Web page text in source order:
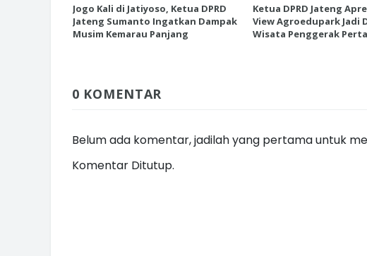
Jogo Kali di Jatiyoso, Ketua DPRD
Jateng Sumanto Ingatkan Dampak
Musim Kemarau Panjang
Ketua DPRD Jateng
View Agroedupark Jadi
Wisata Penggerak
0 KOMENTAR
Belum ada komentar, jadilah yang pertama untuk
Komentar Ditutup.
INI CARA UMAT KRISTIANI SALATIGA
JAGA KERUKUNAN SAMBUT NATAL